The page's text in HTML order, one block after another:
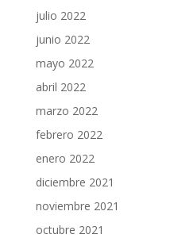
julio 2022
junio 2022
mayo 2022
abril 2022
marzo 2022
febrero 2022
enero 2022
diciembre 2021
noviembre 2021
octubre 2021